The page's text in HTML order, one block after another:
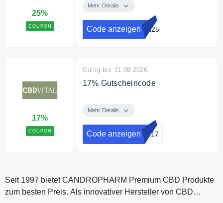
25%
COUPON
25% Rabatt auf Ihren gesamten
Mehr Details
Code anzeigen bd25
17%
COUPON
Gültig bis 31.08.2026
17% Gutscheincode
alles im Shop.
Mehr Details
Code anzeigen IO17
Seit 1997 bietet CANDROPHARM Premium CBD Produkte
zum besten Preis. Als innovativer Hersteller von CBD